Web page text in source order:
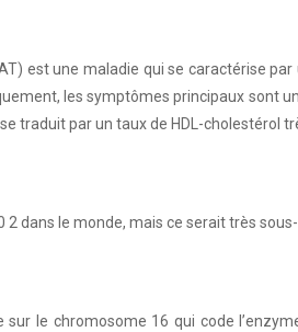
est une maladie qui se caractérise
les symptômes principaux sont
traduit par un taux de HDL-cholestérol
dans le monde, mais ce serait très
le chromosome 16 qui code